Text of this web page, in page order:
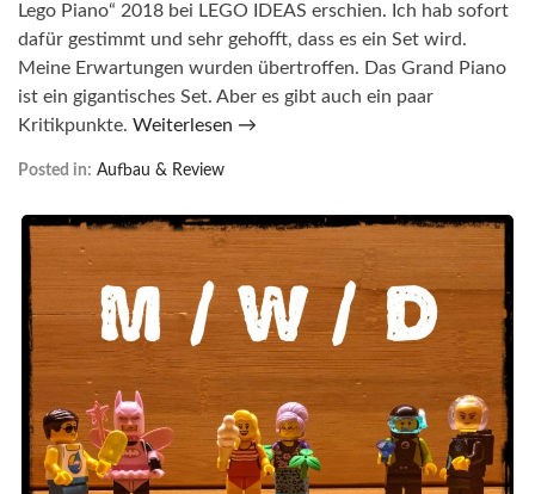
Lego Piano“ 2018 bei LEGO IDEAS erschien. Ich hab sofort
dafür gestimmt und sehr gehofft, dass es ein Set wird.
Meine Erwartungen wurden übertroffen. Das Grand Piano
ist ein gigantisches Set. Aber es gibt auch ein paar
Kritikpunkte. Weiterlesen →
Posted in: Aufbau & Review